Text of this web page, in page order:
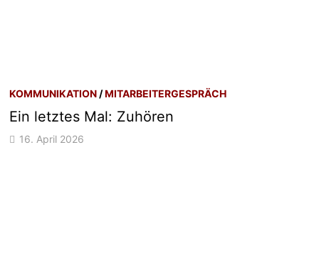
KOMMUNIKATION /MITARBEITERGESPRÄCH
Ein letztes Mal: Zuhören
16. April 2026